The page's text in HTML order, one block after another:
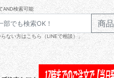
AND検索可能
商
ない方はこちら（LINEで相談）」